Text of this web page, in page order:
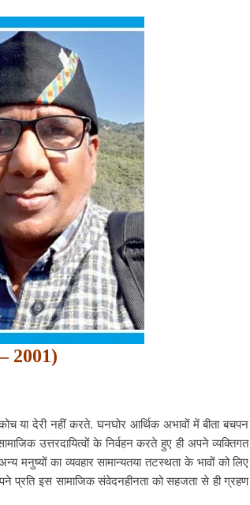
2001)
या देरी नहीं करते. घनघोर आर्थिक अभावों में बीता बचपन
उत्तरदायित्वों के निर्वहन करते हुए ही अपने व्यक्तिगत
मनुष्यों का व्यवहार सामान्यतया तटस्थता के भावों को लिए
प्रति इस सामाजिक संवेदनहीनता को सहजता से ही ग्रहण